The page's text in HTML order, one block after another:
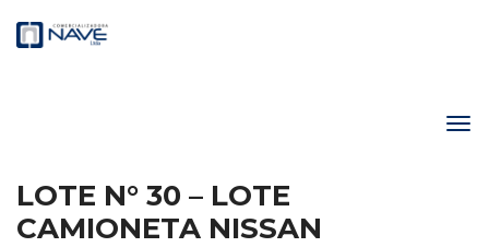
LOTE N° 30 – LOTE
CAMIONETA NISSAN